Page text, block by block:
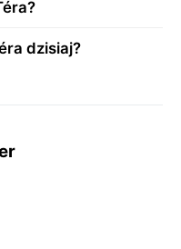
dzisiaj?